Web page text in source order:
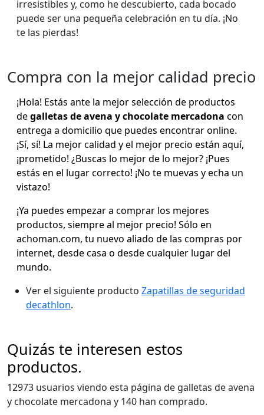
irresistibles y, como he descubierto, cada bocado
puede ser una pequeña celebración en tu día. ¡No
te las pierdas!
Compra con la mejor calidad precio
¡Hola! Estás ante la mejor selección de productos
degalletas de avena y chocolate mercadona con
entrega a domicilio que puedes encontrar online.
¡Sí, sí! La mejor calidad y el mejor precio están aquí,
¡prometido! ¿Buscas lo mejor de lo mejor? ¡Pues
estás en el lugar correcto! ¡No te muevas y echa un
vistazo!
¡Ya puedes empezar a comprar los mejores
productos, siempre al mejor precio! Sólo en
achoman.com, tu nuevo aliado de las compras por
internet, desde casa o desde cualquier lugar del
mundo.
Ver el siguiente producto Zapatillas de seguridad
decathlon.
Quizás te interesen estos
productos.
12973 usuarios viendo esta página de galletas de avena
y chocolate mercadona y 140 han comprado.